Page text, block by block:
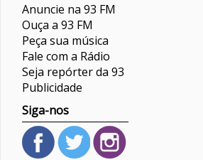
Anuncie na 93 FM
Ouça a 93 FM
Peça sua música
Fale com a Rádio
Seja repórter da 93
Publicidade
Siga-nos